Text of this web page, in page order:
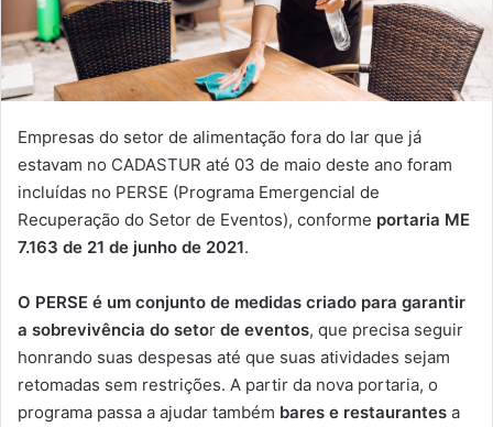
Empresas do setor de alimentação fora do lar que já
estavam no CADASTUR até 03 de maio deste ano foram
incluídas no PERSE (Programa Emergencial de
Recuperação do Setor de Eventos), conforme portaria ME
7.163 de 21 de junho de 2021.
O PERSE é um conjunto de medidas criado para garantir
a sobrevivência do setor de eventos, que precisa seguir
honrando suas despesas até que suas atividades sejam
retomadas sem restrições. A partir da nova portaria, o
programa passa a ajudar também bares e restaurantes a